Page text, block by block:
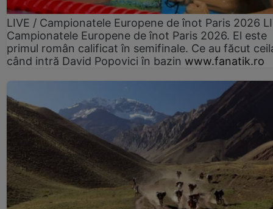
LIVE / Campionatele Europene de înot Paris 2026
Campionatele Europene de înot Paris 2026. El este
primul român calificat în semifinale. Ce au făcut
când intră David Popovici în bazin www.fanatik.ro